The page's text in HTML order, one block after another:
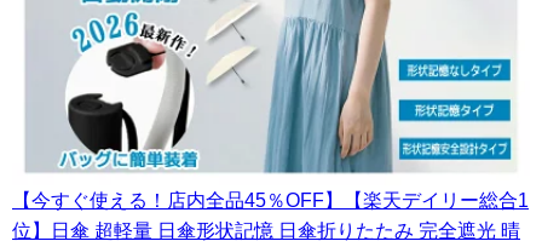
【今すぐ使える！店内全品45％OFF】【楽天デイリー総合1
位】日傘 超軽量 日傘形状記憶 日傘折りたたみ 完全遮光 晴